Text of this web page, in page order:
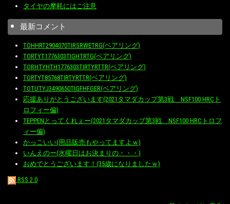
タイヤの摩耗にはご注意
最新コメント
TOHHRT2904070TIRSRWETRG(ベアリング)
TORTYT1776303TIGHTRTG(ベアリング)
TORHTYHTH1776303TIRTYRTTR(ベアリング)
TORTYT85768TIRTYRTTR(ベアリング)
TOTUTYJ3490650TIGFHFGER(ベアリング)
応援ありがとうございます(2021タマダカップ第3戦 NSF100 HRCト
ロフィー偏)
TEPPENとってくれぇー(2021タマダカップ第3戦 NSF100 HRCトロフ
ィー偏)
かっこいい(用品販売もやってますよｗ)
いんえのー(水曜日はお決まりの・・・)
おめでとうございます！(35歳になりましたｗ)
RSS 2.0